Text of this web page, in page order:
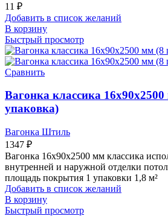
11 ₽
Добавить в список желаний
В корзину
Быстрый просмотр
Сравнить
Вагонка классика
упаковка)
Вагонка Штиль
1347 ₽
Вагонка 16х90х2500 мм классика
внутренней и наружной отделки
площадь покрытия 1 упаковки 1,8 м²
Добавить в список желаний
В корзину
Быстрый просмотр